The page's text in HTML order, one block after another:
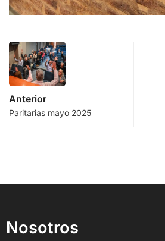
Anterior
Paritarias mayo 2025
Nosotros